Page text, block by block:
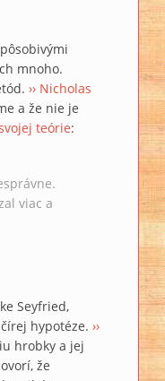
mnoho.
›› Nicholas
a že nie je
teórie:
viac a
Seyfried,
hypotéze. ››
hrobky a jej
že